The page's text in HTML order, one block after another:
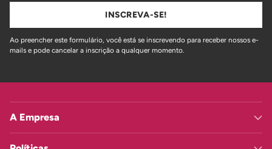
INSCREVA-SE!
Ao preencher este formulário, você está se inscrevendo para receber nossos e-
mails e pode cancelar a inscrição a qualquer momento.
A Empresa